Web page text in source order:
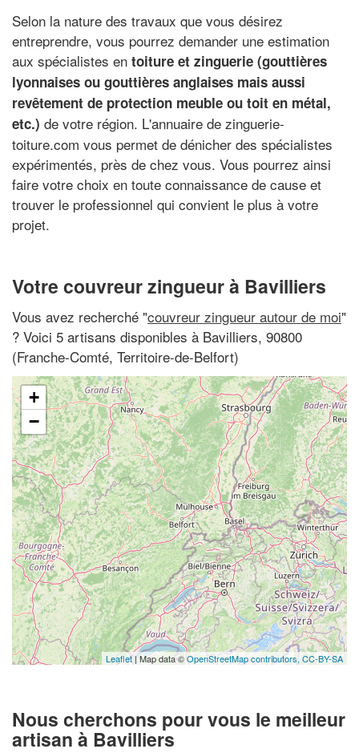
Selon la nature des travaux que vous désirez
entreprendre, vous pourrez demander une estimation
aux spécialistes en toiture et zinguerie (gouttières
lyonnaises ou gouttières anglaises mais aussi
revêtement de protection meuble ou toit en métal,
etc.) de votre région. L'annuaire de zinguerie-
toiture.com vous permet de dénicher des spécialistes
expérimentés, près de chez vous. Vous pourrez ainsi
faire votre choix en toute connaissance de cause et
trouver le professionnel qui convient le plus à votre
projet.
Votre couvreur zingueur à Bavilliers
Vous avez recherché "couvreur zingueur autour de moi"
? Voici 5 artisans disponibles à Bavilliers, 90800
(Franche-Comté, Territoire-de-Belfort)
+
−
Leaflet| Map data ©OpenStreetMap contributors, CC-BY-SA
Nous cherchons pour vous le meilleur
artisan à Bavilliers